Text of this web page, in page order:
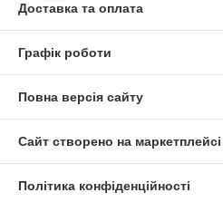
Доставка та оплата
Графік роботи
Повна версія сайту
Сайт створено на маркетплейсі
Політика конфіденційності